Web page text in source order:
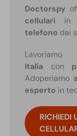
Doctorspy
cellulari in
telefono dai
Italia con
Adoperiamo
esperto in
RICHIEDI